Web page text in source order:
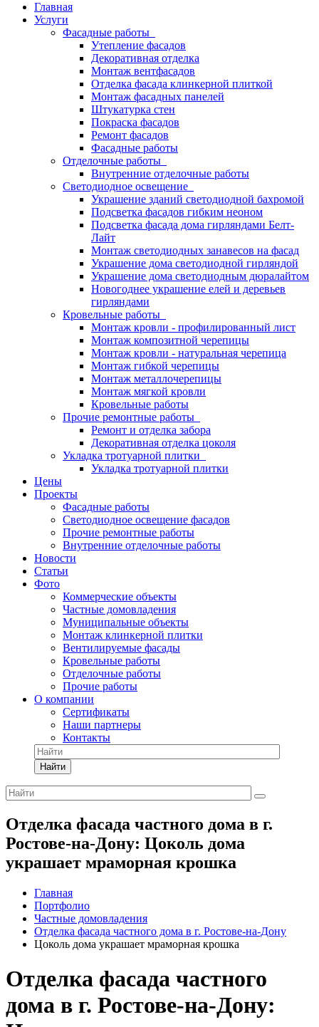
Главная
Услуги
Фасадные работы
Утепление фасадов
Декоративная отделка
Монтаж вентфасадов
Отделка фасада клинкерной плиткой
Монтаж фасадных панелей
Штукатурка стен
Покраска фасадов
Ремонт фасадов
Фасадные работы
Отделочные работы
Внутренние отделочные работы
Светодиодное освещение
Украшение зданий светодиодной бахромой
Подсветка фасадов гибким неоном
Подсветка фасада дома гирляндами Белт-
Лайт
Монтаж светодиодных занавесов на фасад
Украшение дома светодиодной гирляндой
Украшение дома светодиодным дюралайтом
Новогоднее украшение елей и деревьев
гирляндами
Кровельные работы
Монтаж кровли - профилированный лист
Монтаж композитной черепицы
Монтаж кровли - натуральная черепица
Монтаж гибкой черепицы
Монтаж металлочерепицы
Монтаж мягкой кровли
Кровельные работы
Прочие ремонтные работы
Ремонт и отделка забора
Декоративная отделка цоколя
Укладка тротуарной плитки
Укладка тротуарной плитки
Цены
Проекты
Фасадные работы
Светодиодное освещение фасадов
Прочие ремонтные работы
Внутренние отделочные работы
Новости
Статьи
Фото
Коммерческие объекты
Частные домовладения
Муниципальные объекты
Монтаж клинкерной плитки
Вентилируемые фасады
Кровельные работы
Отделочные работы
Прочие работы
О компании
Сертификаты
Наши партнеры
Контакты
Найти
Отделка фасада частного дома в г.
Ростове-на-Дону: Цоколь дома
украшает мраморная крошка
Главная
Портфолио
Частные домовладения
Отделка фасада частного дома в г. Ростове-на-Дону
Цоколь дома украшает мраморная крошка
Отделка фасада частного
дома в г. Ростове-на-Дону: